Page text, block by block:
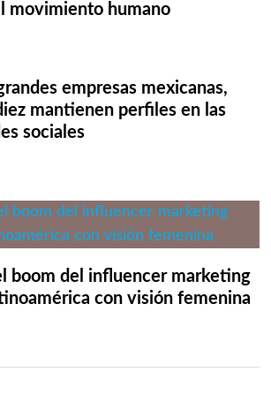
movimiento humano
empresas mexicanas,
mantienen perfiles en las
sociales
boom del influencer marketing
con visión femenina